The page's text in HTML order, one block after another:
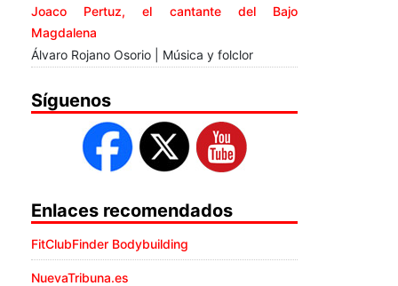
Joaco Pertuz, el cantante del Bajo
Magdalena
Álvaro Rojano Osorio | Música y folclor
Síguenos
Enlaces recomendados
FitClubFinder Bodybuilding
NuevaTribuna.es